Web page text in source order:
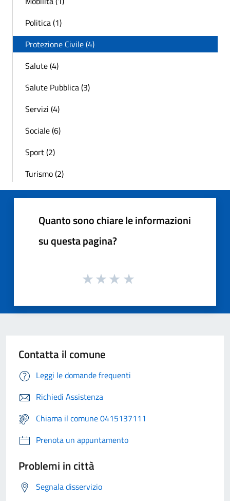
Politica (1)
Protezione Civile (4)
Salute (4)
Salute Pubblica (3)
Servizi (4)
Sociale (6)
Sport (2)
Turismo (2)
Quanto sono chiare le informazioni
su questa pagina?
Contatta il comune
Leggi le domande frequenti
Richiedi Assistenza
Chiama il comune 0415137111
Prenota un appuntamento
Problemi in città
Segnala disservizio